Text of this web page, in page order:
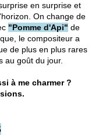
en surprise et
On change de
"Pomme d'Api" de
le compositeur a
de plus en plus rares
au goût du jour.
à me charmer ?